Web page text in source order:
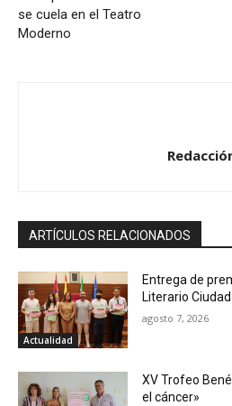
se cuela en el Teatro
Moderno
ARTÍCULOS RELACIONADOS
Actualidad
Entrega de
Literario
agosto 7, 2026
XV Trofeo
el cáncer»